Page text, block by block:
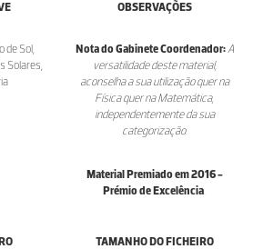
de Sol,
Solares,
OBSERVAÇÕES
Nota do Gabinete Coordenador: A
versatilidade deste material,
aconselha a sua utilização quer na
Física quer na Matemática,
independentemente da sua
categorização.
Material Premiado em 2016 -
Prémio de Excelência
TAMANHO DO FICHEIRO